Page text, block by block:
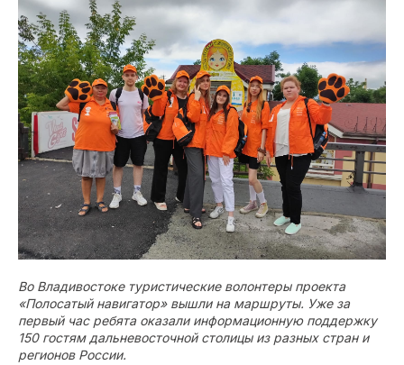
Во Владивостоке туристические волонтеры проекта
«Полосатый навигатор» вышли на маршруты. Уже за
первый час ребята оказали информационную поддержку
150 гостям дальневосточной столицы из разных стран и
регионов России.